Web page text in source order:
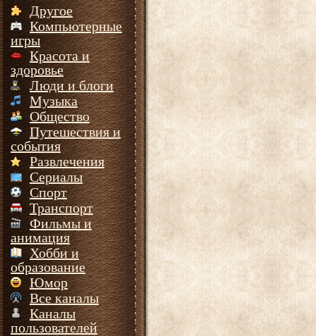
Другое
Компьютерные
игры
Красота и
здоровье
Люди и блоги
Музыка
Общество
Путешествия и
события
Развлечения
Сериалы
Спорт
Транспорт
Фильмы и
анимация
Хобби и
образование
Юмор
Все каналы
Каналы
пользователей